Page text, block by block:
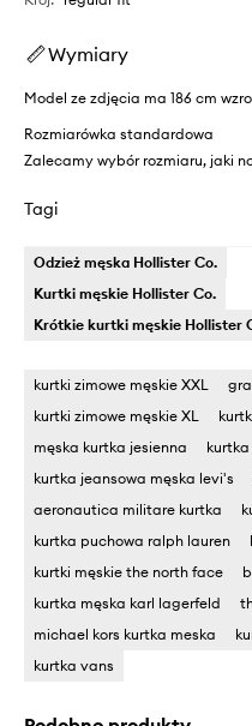
Wymiary
Model ze zdjęcia ma 186 cm
Rozmiarówka standardowa
Zalecamy wybór rozmiaru, jaki
Tagi
Odzież męska Hollister Co.
Kurtki męskie Hollister Co.
Krótkie kurtki męskie Hollister
kurtki zimowe męskie XXL
kurtki zimowe męskie XL
męska kurtka jesienna
kurtka jeansowa męska levi's
aeronautica militare kurtka
kurtka puchowa ralph lauren
kurtki męskie the north face
kurtka męska karl lagerfeld
michael kors kurtka meska
kurtka vans